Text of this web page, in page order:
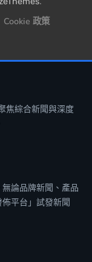
Cookie 政策
焦綜合新聞與深度
論品牌新聞、產品
平台」試發新聞